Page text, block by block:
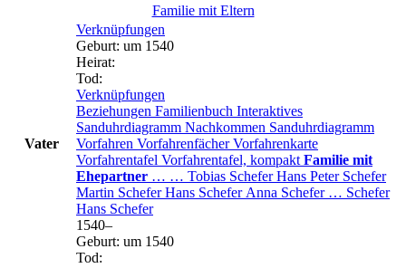
Familie mit Eltern
Vater
Verknüpfungen
Geburt: um 1540
Heirat:
Tod:
Verknüpfungen
Beziehungen Familienbuch Interaktives
Sanduhrdiagramm Nachkommen Sanduhrdiagramm
Vorfahren VorfahrenfächerVorfahrenkarte
Vorfahrentafel Vorfahrentafel, kompakt Familie mit
Ehepartner … … Tobias Schefer Hans Peter Schefer
Martin Schefer Hans Schefer Anna Schefer … Schefer
Hans Schefer
1540–
Geburt: um 1540
Tod: